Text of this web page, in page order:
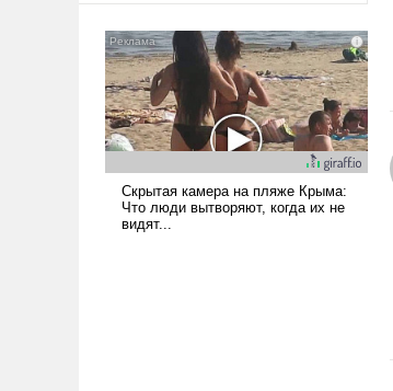
что оно уже несет негативные
коннотации.